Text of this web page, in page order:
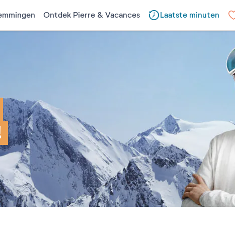
Ontdek Pierre & Vacances Laatste minuten